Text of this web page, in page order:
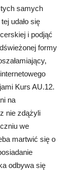
samych
udało się
i podjąć
formy
Kurs AU.12.
na
nie zdążyli
we
martwić się o
odbywa się